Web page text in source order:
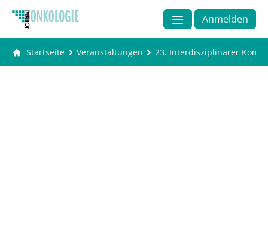
Anmelden
Startseite Veranstaltungen 23. Interdisziplinärer